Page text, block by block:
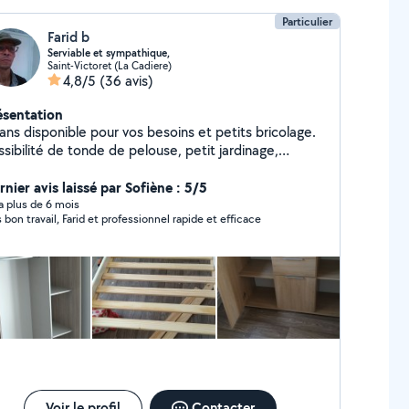
Particulier
Farid b
Serviable et sympathique,
Saint-Victoret (La Cadiere)
4,8/5 (36 avis)
et petits bricolage.
de tonde de pelouse, petit jardinage,
en véhicule,n hésiter pas à me
Merci
avis laissé par Sofiène : 5/5
plus de 6 mois
bon travail, Farid et professionnel rapide et efficace